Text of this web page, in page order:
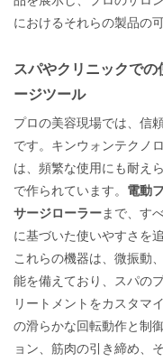
におけるそれらの製品の
スパやクリニックで
ージツール
プロの美容現場では、信
です。キンウォンテクノ
は、頻繁な使用にも耐え
で作られています。 電動
サージローラーまで、す
に基づいた使いやすさを
これらの機器は、微振動
能を備えており、スパの
リートメントをカスタマ
の滑らかな回転動作と制
ョン、筋肉の引き締め、